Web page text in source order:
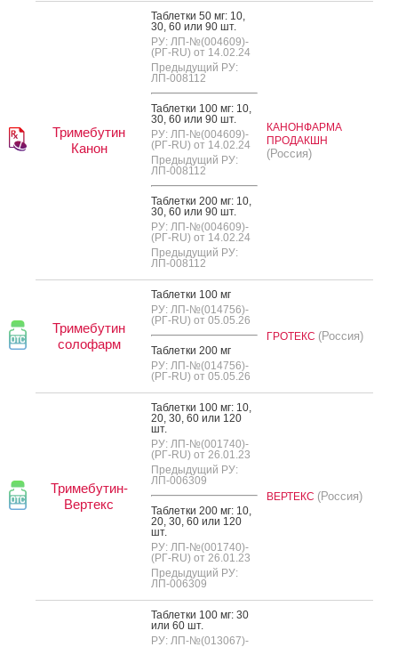
Тримебутин
Канон
Таб­летки 50 мг: 10,
30, 60 или 90 шт.
РУ: ЛП-№(004609)-
(РГ-RU) от 14.02.24
Предыдущий РУ:
ЛП-008112
Таб­летки 100 мг: 10,
30, 60 или 90 шт.
РУ: ЛП-№(004609)-
(РГ-RU) от 14.02.24
Предыдущий РУ:
ЛП-008112
Таб­летки 200 мг: 10,
30, 60 или 90 шт.
РУ: ЛП-№(004609)-
(РГ-RU) от 14.02.24
Предыдущий РУ:
ЛП-008112
КАНОНФАРМА
ПРОДАКШН
(Россия)
Тримебутин
солофарм
Таб­летки 100 мг
РУ: ЛП-№(014756)-
(РГ-RU) от 05.05.26
Таб­летки 200 мг
РУ: ЛП-№(014756)-
(РГ-RU) от 05.05.26
ГРОТЕКС (Россия)
Тримебутин-
Вертекс
Таб­летки 100 мг: 10,
20, 30, 60 или 120
шт.
РУ: ЛП-№(001740)-
(РГ-RU) от 26.01.23
Предыдущий РУ:
ЛП-006309
Таб­летки 200 мг: 10,
20, 30, 60 или 120
шт.
РУ: ЛП-№(001740)-
(РГ-RU) от 26.01.23
Предыдущий РУ:
ЛП-006309
ВЕРТЕКС (Россия)
Таб­летки 100 мг: 30
или 60 шт.
РУ: ЛП-№(013067)-